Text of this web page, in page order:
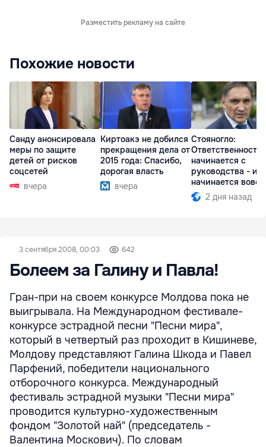
Разместить рекламу на сайте
Похожие новости
Санду анонсировала
меры по защите
детей от рисков
соцсетей
вчера
Киртоакэ не добился
прекращения дела от
2015 года: Спасибо,
дорогая власть
вчера
Стояногло:
Ответственность
начинается с
руководства -
начинается вовсе
2 дня назад
3 сентября 2008, 00:03 642
Болеем за Галину и Павла!
Гран-при на своем конкурсе Молдова пока не
выигрывала. На Международном фестивале-
конкурсе эстрадной песни "Песни мира",
который в четвертый раз проходит в Кишиневе,
Молдову представляют Галина Шкода и Павел
Парфений, победители национального
отборочного конкурса. Международный
фестиваль эстрадной музыки "Песни мира"
проводится культурно-художественным
фондом "Золотой най" (председатель -
Валентина Москович). По словам